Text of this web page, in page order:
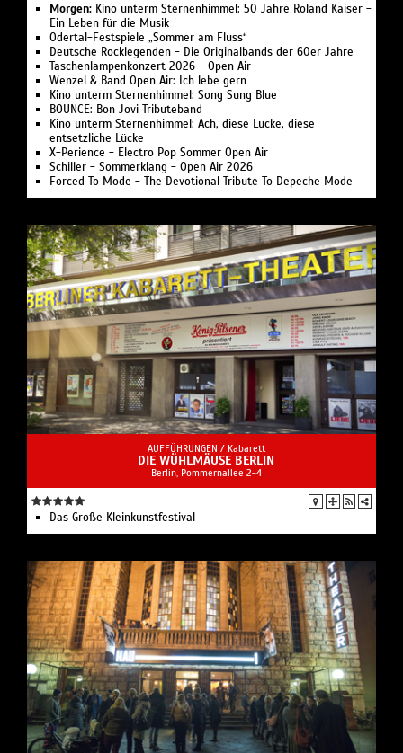
Morgen: Kino unterm Sternenhimmel: 50 Jahre Roland Kaiser -
Ein Leben für die Musik
Odertal-Festspiele „Sommer am Fluss“
Deutsche Rocklegenden - Die Originalbands der 60er Jahre
Taschenlampenkonzert 2026 - Open Air
Wenzel & Band Open Air: Ich lebe gern
Kino unterm Sternenhimmel: Song Sung Blue
BOUNCE: Bon Jovi Tributeband
Kino unterm Sternenhimmel: Ach, diese Lücke, diese
entsetzliche Lücke
X-Perience - Electro Pop Sommer Open Air
Schiller - Sommerklang - Open Air 2026
Forced To Mode - The Devotional Tribute To Depeche Mode
AUFFÜHRUNGEN / Kabarett
DIE WÜHLMÄUSE BERLIN
Berlin, Pommernallee 2-4
Das Große Kleinkunstfestival